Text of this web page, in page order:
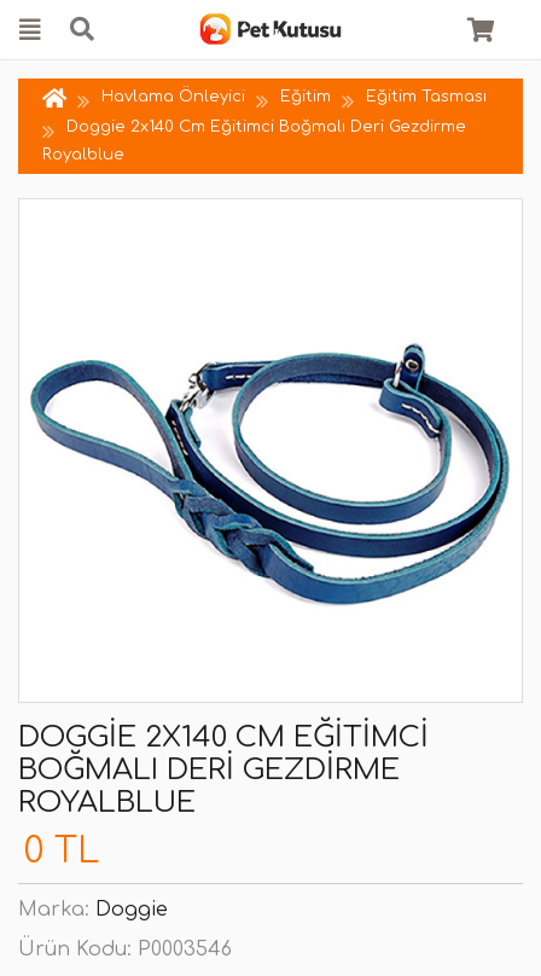
Havlama Önleyici Eğitim
Eğitim Tasması
Doggie 2x140 Cm Eğitimci Boğmalı Deri Gezdirme
Royalblue
DOGGIE 2X140 CM EĞITIMCI
BOĞMALI DERI GEZDIRME
ROYALBLUE
0 TL
Marka: Doggie
Ürün Kodu: P0003546